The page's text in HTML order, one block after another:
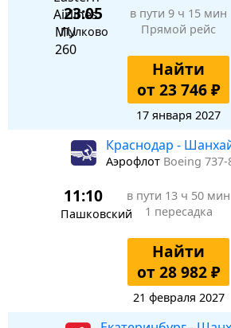
23:05
Пулково
в пути 9 ч 15 мин
Прямой рейс
Найти
от 23 746 ₽
17 января 2027
Краснодар -
Аэрофлот Boeing 737-
11:10
Пашковский
в пути 13 ч 50 мин
1 пересадка
Найти
от 28 982 ₽
21 февраля 2027